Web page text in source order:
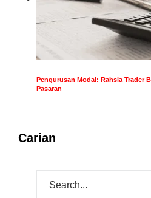
Pengurusan Modal: Rahsia Trader
Pasaran
Carian